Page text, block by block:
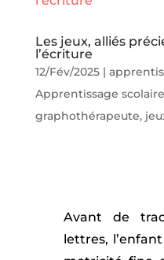
Les jeux, alliés
l’écriture
12/Fév/2025|
Apprentissage scolaire
graphothérapeute,
Avant de
lettres,